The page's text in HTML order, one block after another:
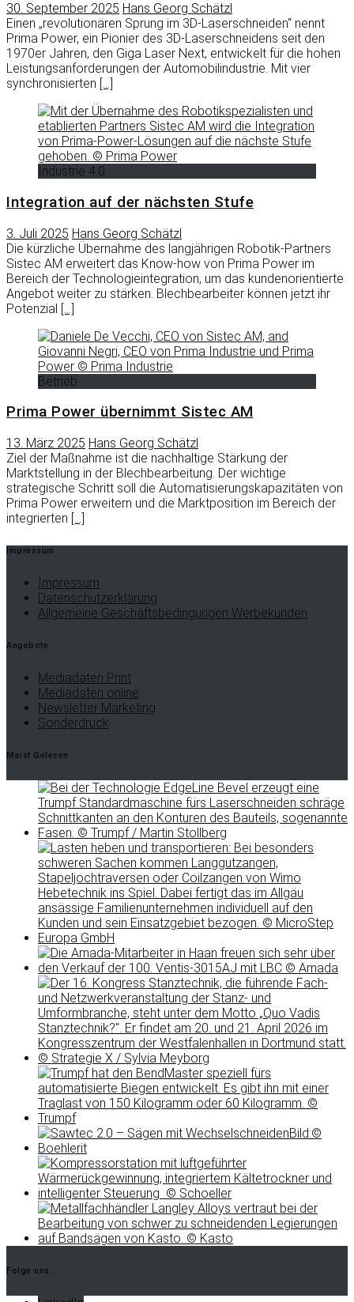
30. September 2025 Hans Georg Schätzl
Einen „revolutionären Sprung im 3D-Laserschneiden“ nennt
Prima Power, ein Pionier des 3D-Laserschneidens seit den
1970er Jahren, den Giga Laser Next, entwickelt für die hohen
Leistungsanforderungen der Automobilindustrie. Mit vier
synchronisierten […]
Industrie 4.0
Integration auf der nächsten Stufe
3. Juli 2025 Hans Georg Schätzl
Die kürzliche Übernahme des langjährigen Robotik-Partners
Sistec AM erweitert das Know-how von Prima Power im
Bereich der Technologieintegration, um das kundenorientierte
Angebot weiter zu stärken. Blechbearbeiter können jetzt ihr
Potenzial […]
Betrieb
Prima Power übernimmt Sistec AM
13. März 2025 Hans Georg Schätzl
Ziel der Maßnahme ist die nachhaltige Stärkung der
Marktstellung in der Blechbearbeitung. Der wichtige
strategische Schritt soll die Automatisierungskapazitäten von
Prima Power erweitern und die Marktposition im Bereich der
integrierten […]
Impressum
Impressum
Datenschutzerklärung
Allgemeine Geschäftsbedingungen Werbekunden
Angebote
Mediadaten Print
Mediadaten online
Newsletter Marketing
Sonderdruck
Meist Gelesen
Folge uns: